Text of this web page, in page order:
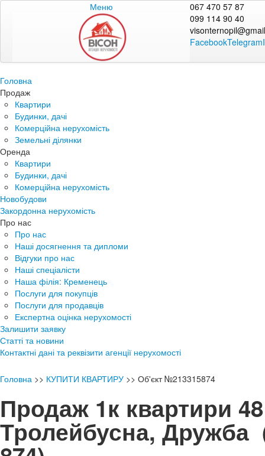
Меню
067 470 57 87
099 114 90 40
FacebookTelegram
Головна
Продаж
Квартири
Будинки, дачі
Комерційна нерухомість
Земельні ділянки
Оренда
Квартири
Будинки, дачі
Комерційна нерухомість
Новобудови
Закордонна нерухомість
Про нас
Про нас
Наші досягнення та дипломи
Відгуки про нас
Наші спеціалісти
Наша філія: Кременець
Послуги для покупців
Послуги для продавців
Експертна оцінка нерухомості
Залишити заявку
Статті та новини
Контактні дані та реквізити агенції нерухомості
Головна >> КУПИТИ КВАРТИРУ >> Об'єкт №213315874
Продаж 1к квартири
Тролейбусна, Дружба